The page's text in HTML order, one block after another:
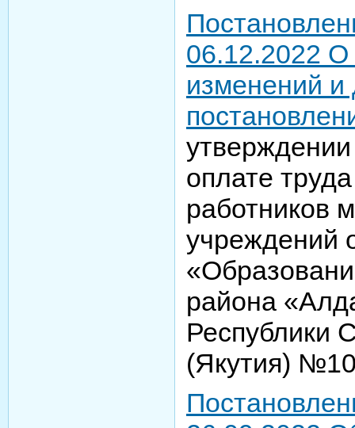
06.12.2022 О
изменений и
оплате труда
работников
учреждений
района
Республики
(Якутия)